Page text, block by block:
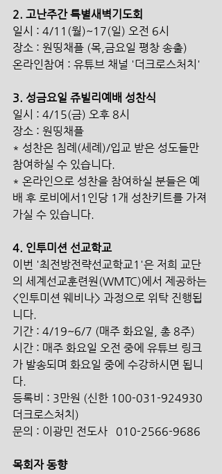
2. 고난주간 특별새벽기도회
일시 : 4/11(월)~17(일) 오전 6시
장소 : 원띵채플 (목,금요일 평창 송출)
온라인참여 : 유튜브 채널 '더크로스처치'
3. 성금요일 쥬빌리예배 성찬식
일시 : 4/15(금) 오후 8시
장소 : 원띵채플
* 성찬은 침례(세례)/입교 받은 성도들만
참여하실 수 있습니다.
* 온라인으로 성찬을 참여하실 분들은 예
배 후 로비에서1인당 1개 성찬키트를 가져
가실 수 있습니다.
4. 인투미션 선교학교
이번 '최전방전략선교학교1'은 저희 교단
의 세계선교훈련원(WMTC)에서 제공하는
<인투미션 웨비나> 과정으로 위탁 진행됩
니다.
기간 : 4/19~6/7 (매주 화요일, 총 8주)
시간 : 매주 화요일 오전 중에 유튜브 링크
가 발송되며 화요일 중에 수강하시면 됩니
다.
등록비 : 3만원 (신한 100-031-924930
더크로스처치)
문의 : 이광민 전도사   010-2566-9686
목회자 동향